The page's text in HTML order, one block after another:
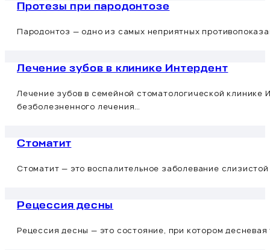
Протезы при пародонтозе
Пародонтоз — одно из самых неприятных
Лечение зубов в клинике Интердент
Лечение зубов в семейной стоматологической
безболезненного лечения…
Стоматит
Стоматит — это воспалительное заболевание
Рецессия десны
Рецессия десны — это состояние, при котором